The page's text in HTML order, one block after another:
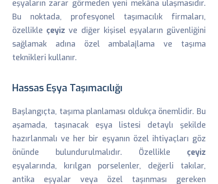
eşyaların zarar görmeden yeni mekâna ulaşmasıdır.
Bu noktada, profesyonel taşımacılık firmaları,
özellikle çeyiz ve diğer kişisel eşyaların güvenliğini
sağlamak adına özel ambalajlama ve taşıma
teknikleri kullanır.
Hassas Eşya Taşımacılığı
Başlangıçta, taşıma planlaması oldukça önemlidir. Bu
aşamada, taşınacak eşya listesi detaylı şekilde
hazırlanmalı ve her bir eşyanın özel ihtiyaçları göz
önünde bulundurulmalıdır. Özellikle çeyiz
eşyalarında, kırılgan porselenler, değerli takılar,
antika eşyalar veya özel taşınması gereken